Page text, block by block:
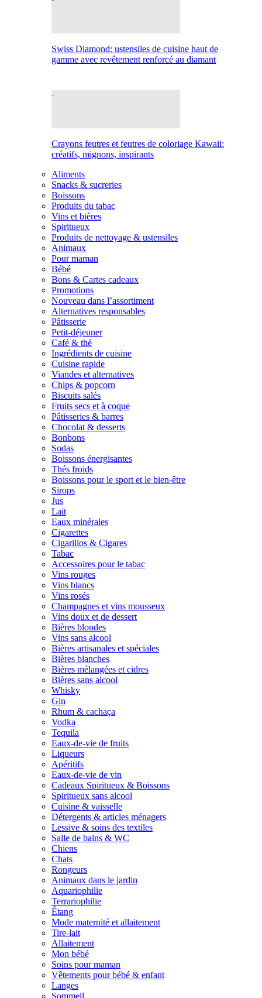
Swiss Diamond: ustensiles de cuisine haut de
gamme avec revêtement renforcé au diamant
Crayons feutres et feutres de coloriage Kawaii:
créatifs, mignons, inspirants
Aliments
Snacks & sucreries
Boissons
Produits du tabac
Vins et bières
Spiritueux
Produits de nettoyage & ustensiles
Animaux
Pour maman
Bébé
Bons & Cartes cadeaux
Promotions
Nouveau dans l’assortiment
Alternatives responsables
Pâtisserie
Petit-déjeuner
Café & thé
Ingrédients de cuisine
Cuisine rapide
Viandes et alternatives
Chips & popcorn
Biscuits salés
Fruits secs et à coque
Pâtisseries & barres
Chocolat & desserts
Bonbons
Sodas
Boissons énergisantes
Thés froids
Boissons pour le sport et le bien-être
Sirops
Jus
Lait
Eaux minérales
Cigarettes
Cigarillos & Cigares
Tabac
Accessoires pour le tabac
Vins rouges
Vins blancs
Vins rosés
Champagnes et vins mousseux
Vins doux et de dessert
Bières blondes
Vins sans alcool
Bières artisanales et spéciales
Bières blanches
Bières mèlangées et cidres
Bières sans alcool
Whisky
Gin
Rhum & cachaça
Vodka
Tequila
Eaux-de-vie de fruits
Liqueurs
Apéritifs
Eaux-de-vie de vin
Cadeaux Spiritueux & Boissons
Spiritueux sans alcool
Cuisine & vaisselle
Détergents & articles ménagers
Lessive & soins des textiles
Salle de bains & WC
Chiens
Chats
Rongeurs
Animaux dans le jardin
Aquariophilie
Terrariophilie
Étang
Mode maternité et allaitement
Tire-lait
Allaitement
Mon bébé
Soins pour maman
Vêtements pour bébé & enfant
Langes
Sommeil